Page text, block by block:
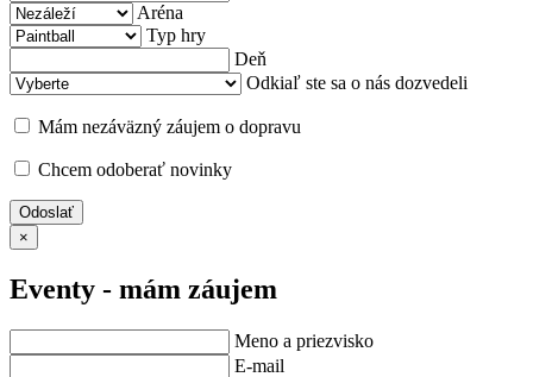
Aréna
Typ hry
Deň
Odkiaľ ste sa o nás dozvedeli
Mám nezáväzný záujem o dopravu
Chcem odoberať novinky
Odoslať
×
Eventy - mám záujem
Meno a priezvisko
E-mail